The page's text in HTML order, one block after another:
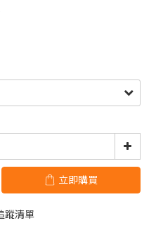
立即購買
蹤清單